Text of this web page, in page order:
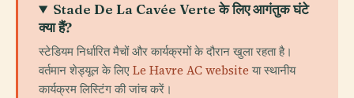
Stade De La Cavée Verte के लिए आगंतुक घंटे
क्या हैं?
स्टेडियम निर्धारित मैचों और कार्यक्रमों के दौरान खुला रहता है।
वर्तमान शेड्यूल के लिएLe Havre AC websiteया स्थानीय
कार्यक्रम लिस्टिंग की जांच करें।